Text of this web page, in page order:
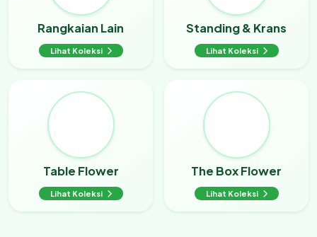
Rangkaian Lain
Lihat Koleksi
Standing & Krans
Lihat Koleksi
Table Flower
Lihat Koleksi
The Box Flower
Lihat Koleksi